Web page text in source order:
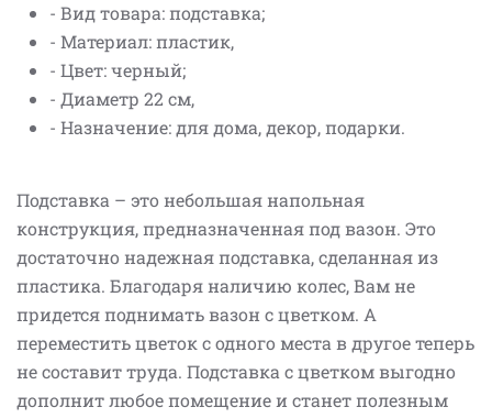
- Вид товара: подставка;
- Материал: пластик,
- Цвет: черный;
- Диаметр 22 см,
- Назначение: для дома, декор, подарки.
Подставка – это небольшая напольная
конструкция, предназначенная под вазон. Это
достаточно надежная подставка, сделанная из
пластика. Благодаря наличию колес, Вам не
придется поднимать вазон с цветком. А
переместить цветок с одного места в другое теперь
не составит труда. Подставка с цветком выгодно
дополнит любое помещение и станет полезным